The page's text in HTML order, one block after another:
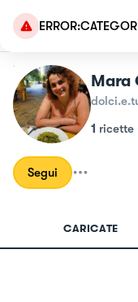
Mara
1 ricette
Segui
CARICATE